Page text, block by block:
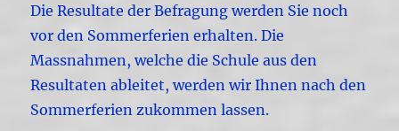
Die Resultate der Befragung werden Sie noch
vor den Sommerferien erhalten. Die
Massnahmen, welche die Schule aus den
Resultaten ableitet, werden wir Ihnen nach den
Sommerferien zukommen lassen.